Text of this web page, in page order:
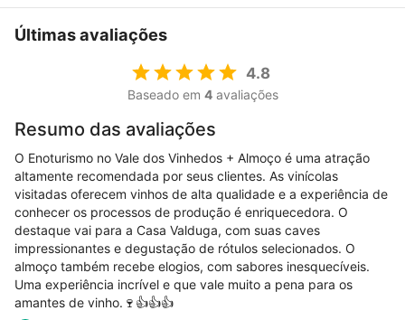
Últimas avaliações
4.8
Baseado em 4 avaliações
Resumo das avaliações
O Enoturismo no Vale dos Vinhedos + Almoço é uma atração
altamente recomendada por seus clientes. As vinícolas
visitadas oferecem vinhos de alta qualidade e a experiência de
conhecer os processos de produção é enriquecedora. O
destaque vai para a Casa Valduga, com suas caves
impressionantes e degustação de rótulos selecionados. O
almoço também recebe elogios, com sabores inesquecíveis.
Uma experiência incrível e que vale muito a pena para os
amantes de vinho.🍷👍👍👍